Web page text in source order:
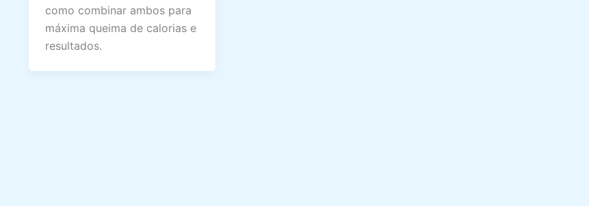
como combinar ambos para
máxima queima de calorias e
resultados.